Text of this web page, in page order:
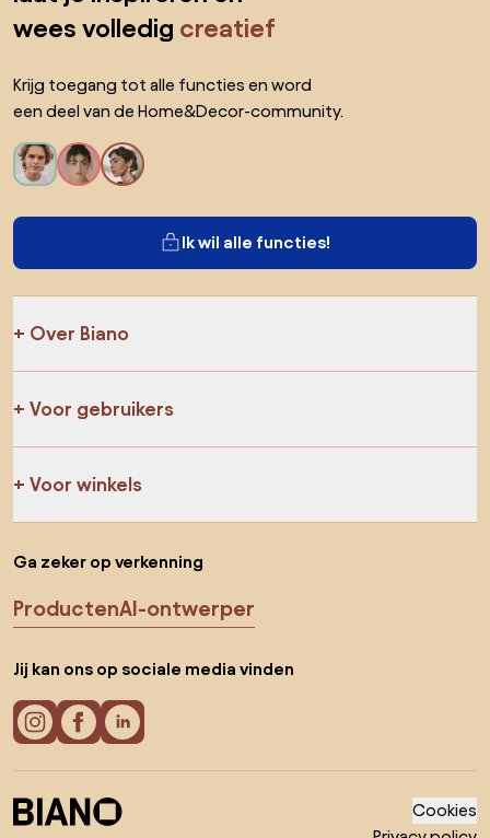
wees volledig creatief
Krijg toegang tot alle functies en word
een deel van de Home&Decor-community.
Ik wil alle functies!
Over Biano
Voor gebruikers
Voor winkels
Ga zeker op verkenning
ProductenAI-ontwerper
Jij kan ons op sociale media vinden
Cookies